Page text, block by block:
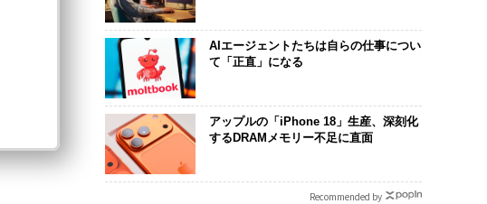
AIエージェントたちは自らの仕事につい
て「正直」になる
アップルの「iPhone 18」生産、深刻化
するDRAMメモリー不足に直面
Recommended by